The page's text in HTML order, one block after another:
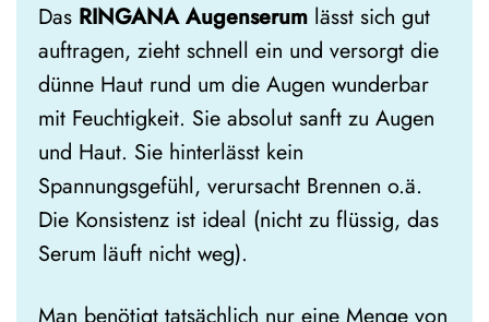
Das RINGANA Augenserum lässt sich gut
auftragen, zieht schnell ein und versorgt die
dünne Haut rund um die Augen wunderbar
mit Feuchtigkeit. Sie absolut sanft zu Augen
und Haut. Sie hinterlässt kein
Spannungsgefühl, verursacht Brennen o.ä.
Die Konsistenz ist ideal (nicht zu flüssig, das
Serum läuft nicht weg).
Man benötigt tatsächlich nur eine Menge von